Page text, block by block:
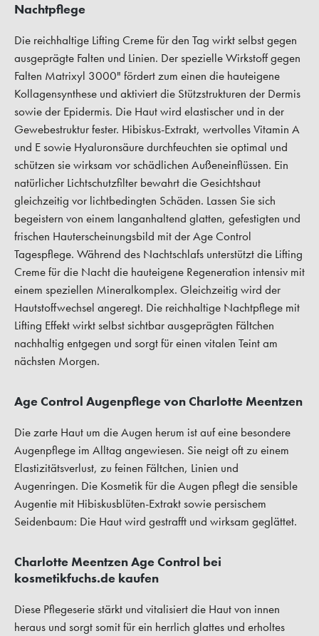
Nachtpflege
Die reichhaltige Lifting Creme für den Tag wirkt selbst gegen
ausgeprägte Falten und Linien. Der spezielle Wirkstoff gegen
Falten Matrixyl 3000" fördert zum einen die hauteigene
Kollagensynthese und aktiviert die Stützstrukturen der Dermis
sowie der Epidermis. Die Haut wird elastischer und in der
Gewebestruktur fester. Hibiskus-Extrakt, wertvolles Vitamin A
und E sowie Hyaluronsäure durchfeuchten sie optimal und
schützen sie wirksam vor schädlichen Außeneinflüssen. Ein
natürlicher Lichtschutzfilter bewahrt die Gesichtshaut
gleichzeitig vor lichtbedingten Schäden. Lassen Sie sich
begeistern von einem langanhaltend glatten, gefestigten und
frischen Hauterscheinungsbild mit der Age Control
Tagespflege. Während des Nachtschlafs unterstützt die Lifting
Creme für die Nacht die hauteigene Regeneration intensiv mit
einem speziellen Mineralkomplex. Gleichzeitig wird der
Hautstoffwechsel angeregt. Die reichhaltige Nachtpflege mit
Lifting Effekt wirkt selbst sichtbar ausgeprägten Fältchen
nachhaltig entgegen und sorgt für einen vitalen Teint am
nächsten Morgen.
Age Control Augenpflege von Charlotte Meentzen
Die zarte Haut um die Augen herum ist auf eine besondere
Augenpflege im Alltag angewiesen. Sie neigt oft zu einem
Elastizitätsverlust, zu feinen Fältchen, Linien und
Augenringen. Die Kosmetik für die Augen pflegt die sensible
Augentie mit Hibiskusblüten-Extrakt sowie persischem
Seidenbaum: Die Haut wird gestrafft und wirksam geglättet.
Charlotte Meentzen Age Control bei
kosmetikfuchs.de kaufen
Diese Pflegeserie stärkt und vitalisiert die Haut von innen
heraus und sorgt somit für ein herrlich glattes und erholtes